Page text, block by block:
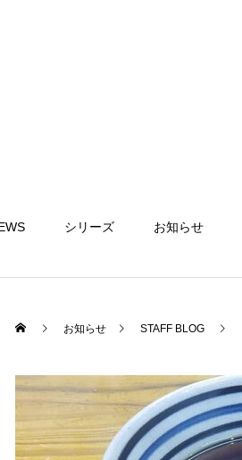
シリーズ お知らせ
お知らせ STAFF BLOG